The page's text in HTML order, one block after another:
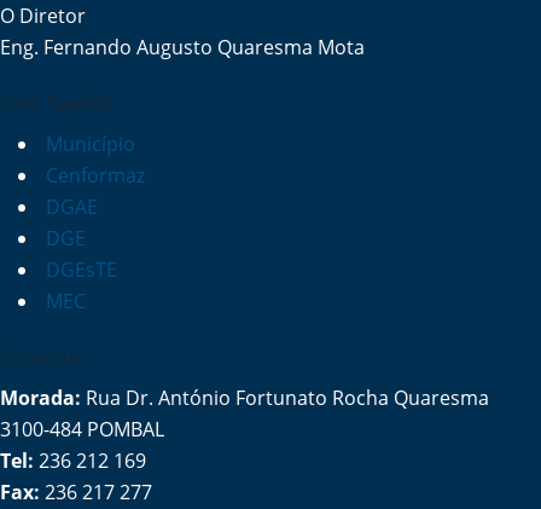
O Diretor
Eng. Fernando Augusto Quaresma Mota
Links Rápidos
Município
Cenformaz
DGAE
DGE
DGEsTE
MEC
Contactos
Morada: Rua Dr. António Fortunato Rocha Quaresma
3100-484 POMBAL
Tel: 236 212 169
Fax: 236 217 277